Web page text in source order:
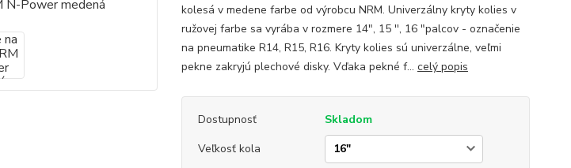
kolesá v medene farbe od výrobcu NRM. Univerzálny kryty kolies v
ružovej farbe sa vyrába v rozmere 14", 15 '', 16 "palcov - označenie
na pneumatike R14, R15, R16. Kryty kolies sú univerzálne, veľmi
pekne zakryjú plechové disky. Vďaka pekné f... celý popis
Dostupnosť
Skladom
Veľkosť kola